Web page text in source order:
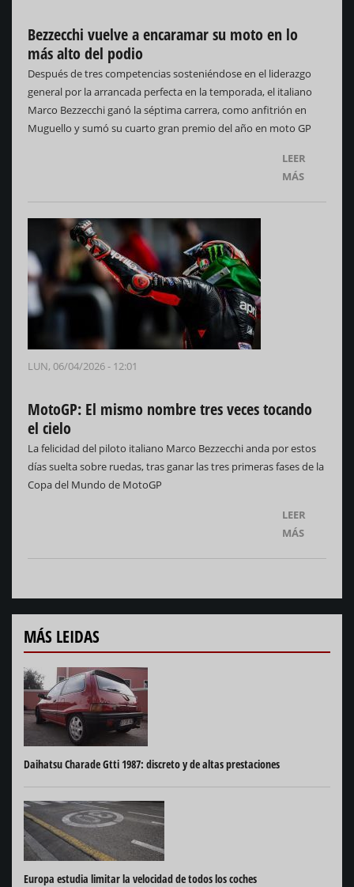
Bezzecchi vuelve a encaramar su moto en lo
más alto del podio
Después de tres competencias sosteniéndose en el liderazgo
general por la arrancada perfecta en la temporada, el italiano
Marco Bezzecchi ganó la séptima carrera, como anfitrión en
Muguello y sumó su cuarto gran premio del año en moto GP
LEER
MÁS
LUN, 06/04/2026 - 12:01
MotoGP: El mismo nombre tres veces tocando
el cielo
La felicidad del piloto italiano Marco Bezzecchi anda por estos
días suelta sobre ruedas, tras ganar las tres primeras fases de la
Copa del Mundo de MotoGP
LEER
MÁS
MÁS LEIDAS
Daihatsu Charade Gtti 1987: discreto y de altas prestaciones
Europa estudia limitar la velocidad de todos los coches